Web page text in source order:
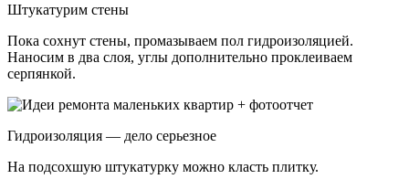
Штукатурим стены
Пока сохнут стены, промазываем пол гидроизоляцией.
Наносим в два слоя, углы дополнительно проклеиваем
серпянкой.
Гидроизоляция — дело серьезное
На подсохшую штукатурку можно класть плитку.